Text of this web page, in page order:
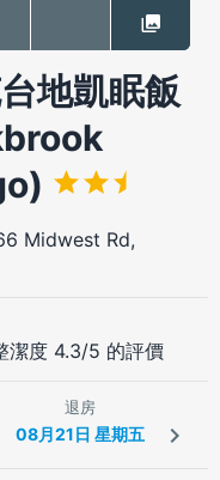
地凱眠飯
Midwest Rd,
潔度 4.3/5 的評價
退房